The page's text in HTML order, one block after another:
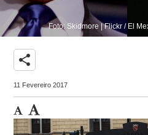
Foto: Skidmore | Flickr / El
share
11 Fevereiro 2017